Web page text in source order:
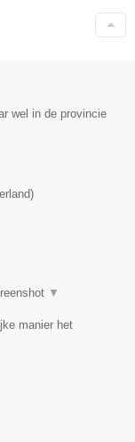
wel in de provincie
)
▼
manier het